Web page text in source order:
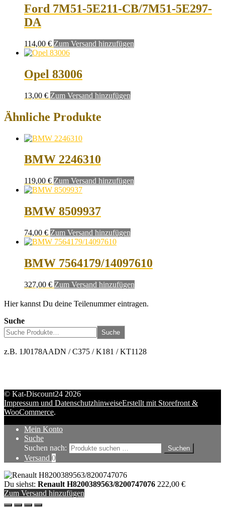
Ford 7M51-5E211-CB/7M51-5E297-
DA
114,00 € Zum Versand hinzufügen
Opel 83006
13,00 € Zum Versand hinzufügen
Ähnliche Produkte
BMW 2246310
119,00 € Zum Versand hinzufügen
BMW 8509937
74,00 € Zum Versand hinzufügen
BMW 7564179/14097610
327,00 € Zum Versand hinzufügen
Hier kannst Du deine Teilenummer eintragen.
Suche
Suche
z.B. 1J0178AADN / C375 / K181 / KT1128
© Kat-Discount24 2026
Impressum und DatenschutzhinweiseErstellt mit Storefront &
WooCommerce.
Mein Konto
Suche
Suchen nach:
Suchen
Versand 0
Du siehst: Renault H8200389563/8200747076 222,00 €
Zum Versand hinzufügen